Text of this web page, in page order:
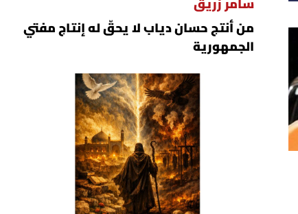
سامر زريق
من أنتج حسان دياب لا يحقّ له إنتاج مفتي
الجمهورية